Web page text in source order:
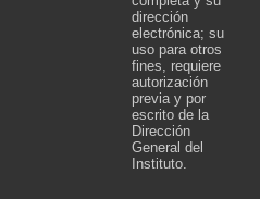
dirección
electrónica; su
uso para otros
fines, requiere
autorización
previa y por
escrito de la
Dirección
General del
Instituto.